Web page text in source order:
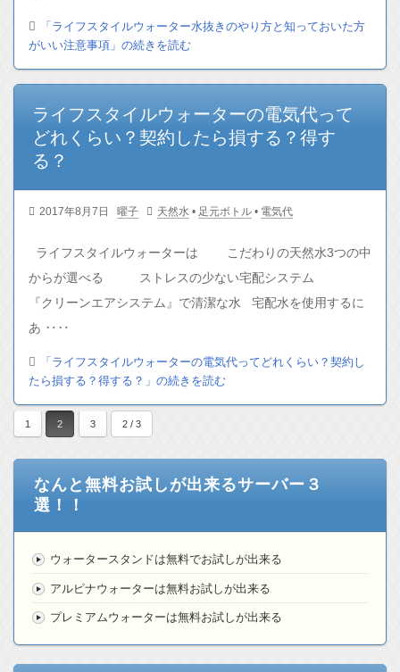
「ライフスタイルウォーター水抜きのやり方と知っておいた方
がいい注意事項」の続きを読む
ライフスタイルウォーターの電気代って
どれくらい？契約したら損する？得す
る？
2017年8月7日 曜子 天然水 • 足元ボトル • 電気代
ライフスタイルウォーターは こだわりの天然水3つの中
からが選べる ストレスの少ない宅配システム
『クリーンエアシステム』で清潔な水 宅配水を使用するに
あ ‥‥
「ライフスタイルウォーターの電気代ってどれくらい？契約し
たら損する？得する？」の続きを読む
1 2 3 2 / 3
なんと無料お試しが出来るサーバー３
選！！
ウォータースタンドは無料でお試しが出来る
アルピナウォーターは無料お試しが出来る
プレミアムウォーターは無料お試しが出来る